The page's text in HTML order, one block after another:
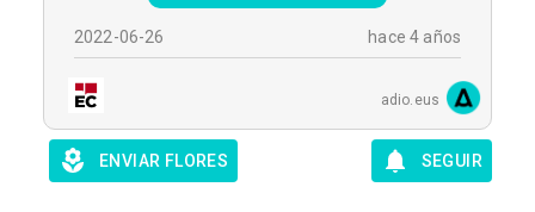
2022-06-26 hace 4 años
adio.eus
ENVIAR FLORES SEGUIR